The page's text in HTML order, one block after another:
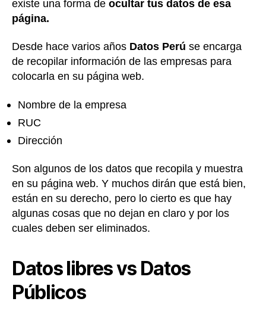
existe una forma de ocultar tus datos de esa
página.
Desde hace varios años Datos Perú se encarga
de recopilar información de las empresas para
colocarla en su página web.
Nombre de la empresa
RUC
Dirección
Son algunos de los datos que recopila y muestra
en su página web. Y muchos dirán que está bien,
están en su derecho, pero lo cierto es que hay
algunas cosas que no dejan en claro y por los
cuales deben ser eliminados.
Datos libres vs Datos
Públicos